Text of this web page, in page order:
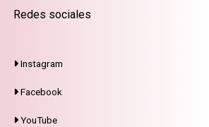
Redes sociales
Instagram
Facebook
YouTube